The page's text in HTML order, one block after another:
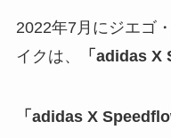
2022年7月にジエゴ
イクは、
「adidas X
「adidas X